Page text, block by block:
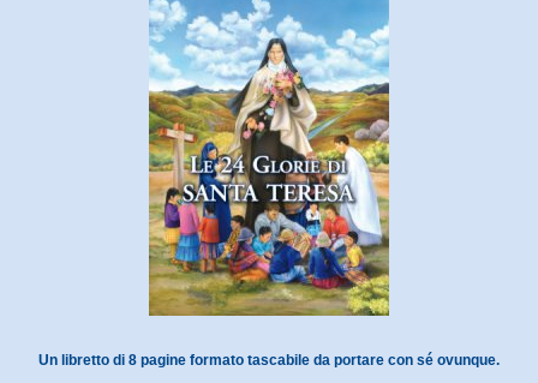
Un libretto di 8 pagine formato tascabile da portare con sé ovunque.